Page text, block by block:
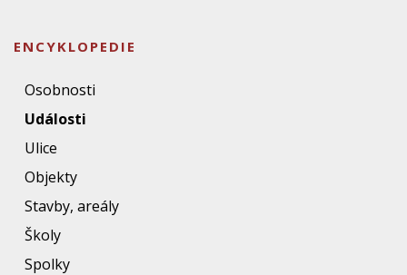
ENCYKLOPEDIE
Osobnosti
Události
Ulice
Objekty
Stavby, areály
Školy
Spolky